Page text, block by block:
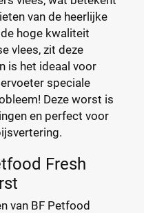
van de heerlijke
hoge kwaliteit
vlees, zit deze
is het ideaal voor
speciale
Deze worst is
en perfect voor
Fresh
van BF Petfood